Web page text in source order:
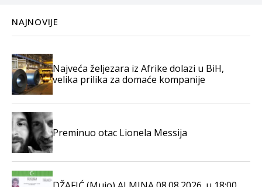
NAJNOVIJE
Najveća željezara iz Afrike dolazi u BiH,
velika prilika za domaće kompanije
Preminuo otac Lionela Messija